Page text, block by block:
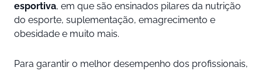
esportiva, em que são ensinados pilares da nutrição
do esporte, suplementação, emagrecimento e
obesidade e muito mais.
Para garantir o melhor desempenho dos profissionais,